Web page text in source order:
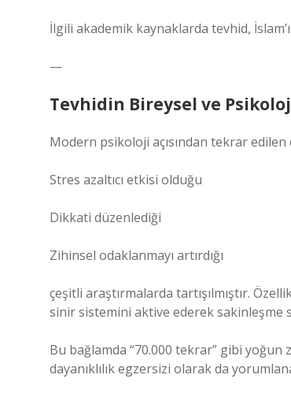
İlgili akademik kaynaklarda tevhid,
—
Tevhidin Bireysel ve
Modern psikoloji açısından tekrar
Stres azaltıcı etkisi olduğu
Dikkati düzenlediği
Zihinsel odaklanmayı artırdığı
çeşitli araştırmalarda tartışılmıştır.
sinir sistemini aktive ederek sakinleşme
Bu bağlamda “70.000 tekrar” gibi yoğun
dayanıklılık egzersizi olarak da